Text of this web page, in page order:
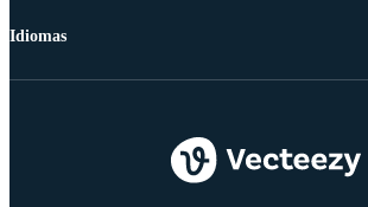
Idiomas